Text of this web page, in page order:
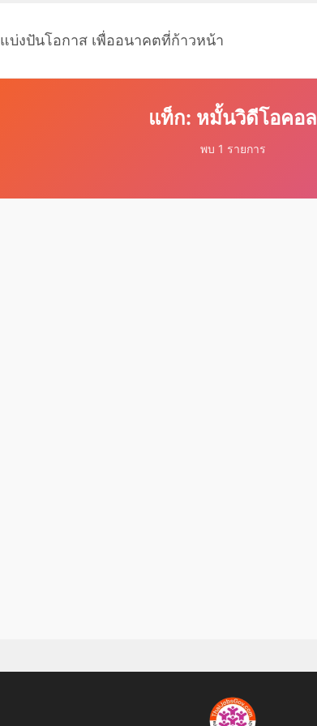
แบ่งปันโอกาส เพื่ออนาคตที่ก้าวหน้า
แท็ก: หมั้นวิดีโอคอล
พบ 1 รายการ